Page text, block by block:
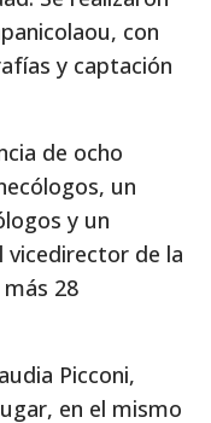
con
y captación
de ocho
un
y un
vicedirector de la
28
Picconi,
en el mismo